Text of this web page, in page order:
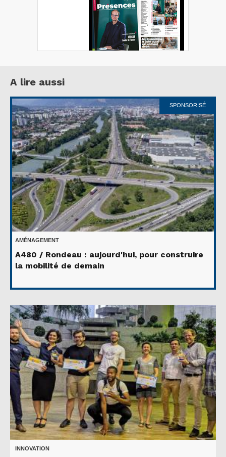
A lire aussi
SPONSORISÉ
AMÉNAGEMENT
A480 / Rondeau : aujourd'hui, pour construire
la mobilité de demain
INNOVATION